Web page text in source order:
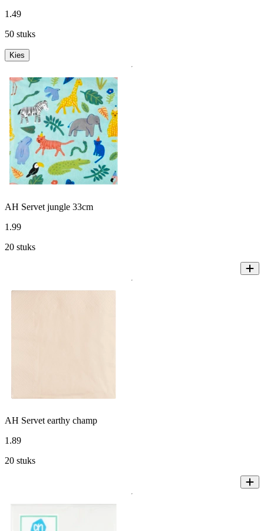
1 .49
50 stuks
Kies
AH Servet jungle 33cm
1 .99
20 stuks
AH Servet earthy champ
1 .89
20 stuks